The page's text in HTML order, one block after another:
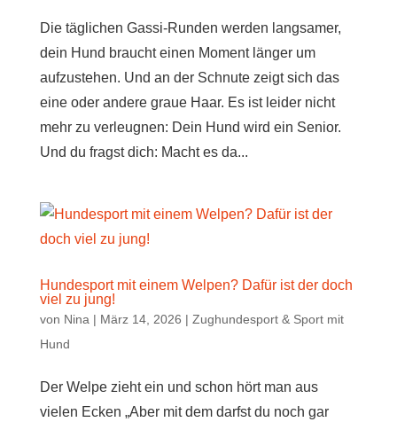
Die täglichen Gassi-Runden werden langsamer,
dein Hund braucht einen Moment länger um
aufzustehen. Und an der Schnute zeigt sich das
eine oder andere graue Haar. Es ist leider nicht
mehr zu verleugnen: Dein Hund wird ein Senior.
Und du fragst dich: Macht es da...
Hundesport mit einem Welpen? Dafür ist der doch
viel zu jung!
von Nina | März 14, 2026 | Zughundesport & Sport mit
Hund
Der Welpe zieht ein und schon hört man aus
vielen Ecken „Aber mit dem darfst du noch gar